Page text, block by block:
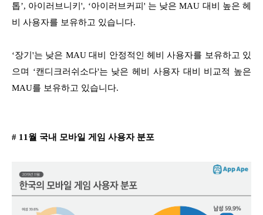
톱’, 아이러브니키', ‘아이러브커피' 는 낮은 MAU 대비 높은 헤
비 사용자를 보유하고 있습니다.
‘장기'는 낮은 MAU 대비 안정적인 헤비 사용자를 보유하고 있
으며 ‘캔디크러쉬소다'는 낮은 헤비 사용자 대비 비교적 높은
MAU를 보유하고 있습니다.
# 11월 국내 모바일 게임 사용자 분포